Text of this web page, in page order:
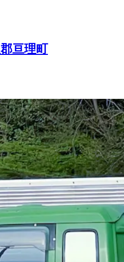
亘理町
日土日休み